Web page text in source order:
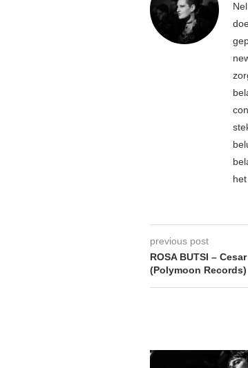
previous post
ROSA BUTSI –
(Polymoon Records)